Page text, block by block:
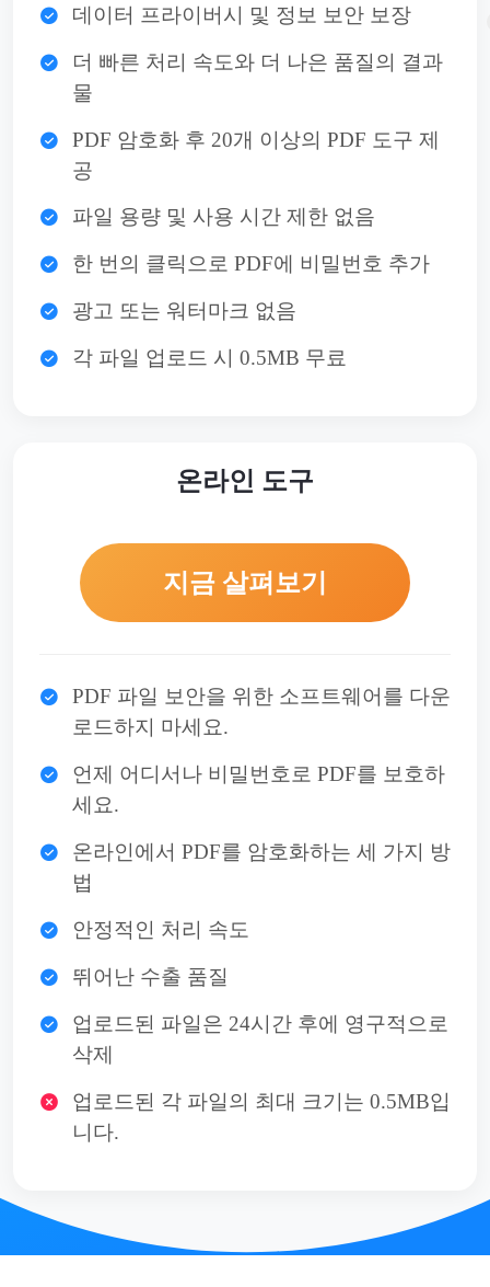
데이터 프라이버시 및 정보 보안 보장
더 빠른 처리 속도와 더 나은 품질의 결과
물
PDF 암호화 후 20개 이상의 PDF 도구 제
공
파일 용량 및 사용 시간 제한 없음
한 번의 클릭으로 PDF에 비밀번호 추가
광고 또는 워터마크 없음
각 파일 업로드 시 0.5MB 무료
온라인 도구
지금 살펴보기
PDF 파일 보안을 위한 소프트웨어를 다운
로드하지 마세요.
언제 어디서나 비밀번호로 PDF를 보호하
세요.
온라인에서 PDF를 암호화하는 세 가지 방
법
안정적인 처리 속도
뛰어난 수출 품질
업로드된 파일은 24시간 후에 영구적으로
삭제
업로드된 각 파일의 최대 크기는 0.5MB입
니다.